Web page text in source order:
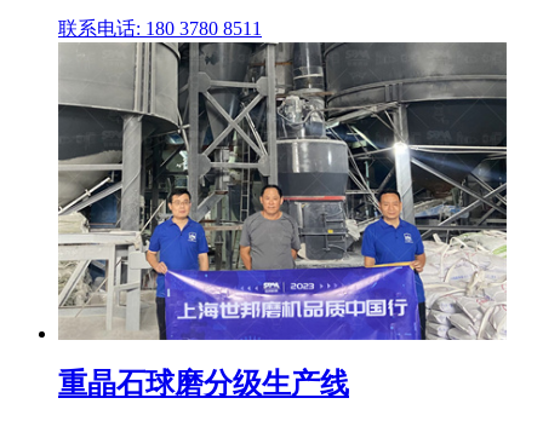
联系电话: 180 3780 8511
重晶石球磨分级生产线